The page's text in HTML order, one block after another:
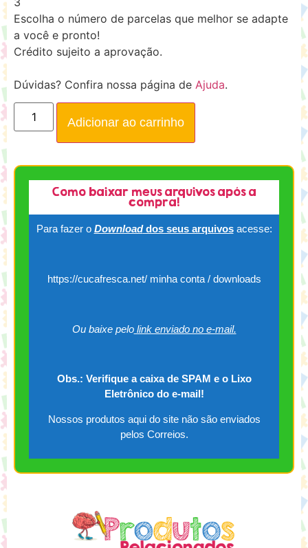
Escolha o número de parcelas que melhor se adapte
a você e pronto!
Crédito sujeito a aprovação.
Dúvidas? Confira nossa página de Ajuda.
Adicionar ao carrinho
Como baixar meus arquivos após a
compra!
Para fazer o Downloaddos seus arquivos acesse:
https://cucafresca.net/ minha conta / downloads
Ou baixe pelolink enviado no e-mail.
Obs.: Verifique a caixa de SPAM e o Lixo
Eletrônico do e-mail!
Nossos produtos aqui do site não são enviados
pelos Correios.